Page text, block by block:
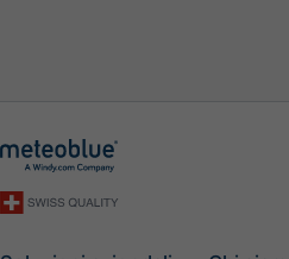
Direzione del vento